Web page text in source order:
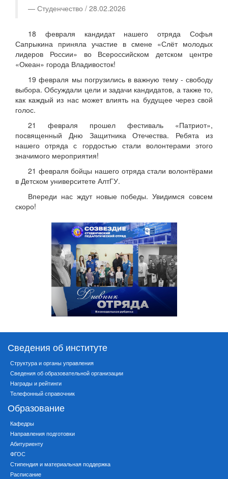
Студенчество / 28.02.2026
18 февраля кандидат нашего отряда Софья
Сапрыкина приняла участие в смене «Слёт молодых
лидеров России» во Всероссийском детском центре
«Океан» города Владивосток!
19 февраля мы погрузились в важную тему - свободу
выбора. Обсуждали цели и задачи кандидатов, а также то,
как каждый из нас может влиять на будущее через свой
голос.
21 февраля прошел фестиваль «Патриот»,
посвященный Дню Защитника Отечества. Ребята из
нашего отряда с гордостью стали волонтерами этого
значимого мероприятия!
21 февраля бойцы нашего отряда стали волонтёрами
в Детском университете АлтГУ.
Впереди нас ждут новые победы. Увидимся совсем
скоро!
Сведения об институте
Структура и органы управления
Сведения об образовательной организации
Награды и рейтинги
Телефонный справочник
Образование
Кафедры
Направления подготовки
Абитуриенту
ФГОС
Стипендия и материальная поддержка
Расписание